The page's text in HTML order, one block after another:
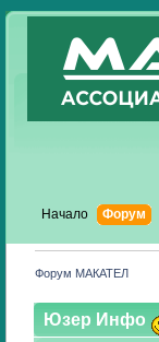
Начало Форум
Форум МАКАТЕЛ
Юзер Инфо